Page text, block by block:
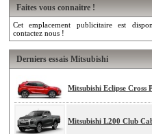
Faites vous connaitre !
Cet emplacement publicitaire est
contactez nous !
Derniers essais Mitsubishi
Mitsubishi Eclipse Cross
Mitsubishi L200 Club